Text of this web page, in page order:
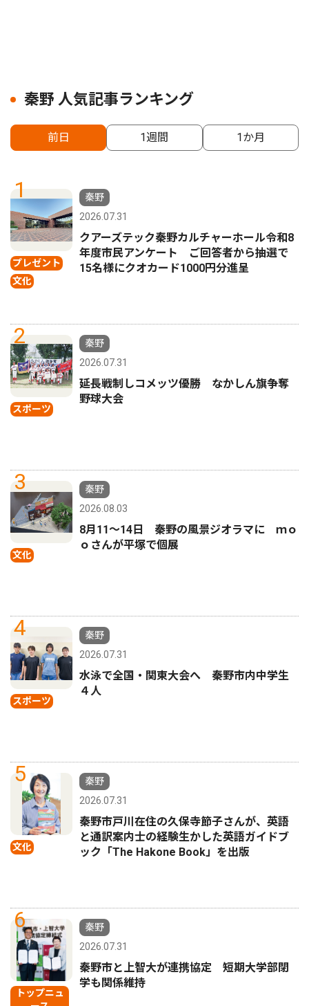
秦野 人気記事ランキング
前日 1週間 1か月
1
プレゼント
文化
秦野
2026.07.31
クアーズテック秦野カルチャーホール令和8
年度市民アンケート ご回答者から抽選で
15名様にクオカード1000円分進呈
2
スポーツ
秦野
2026.07.31
延長戦制しコメッツ優勝 なかしん旗争奪
野球大会
3
文化
秦野
2026.08.03
8月11〜14日 秦野の風景ジオラマに ｍｏ
ｏさんが平塚で個展
4
スポーツ
秦野
2026.07.31
水泳で全国・関東大会へ 秦野市内中学生
４人
5
文化
秦野
2026.07.31
秦野市戸川在住の久保寺節子さんが、英語
と通訳案内士の経験生かした英語ガイドブ
ック「The Hakone Book」を出版
6
トップニュ
秦野
2026.07.31
秦野市と上智大が連携協定 短期大学部閉
学も関係維持